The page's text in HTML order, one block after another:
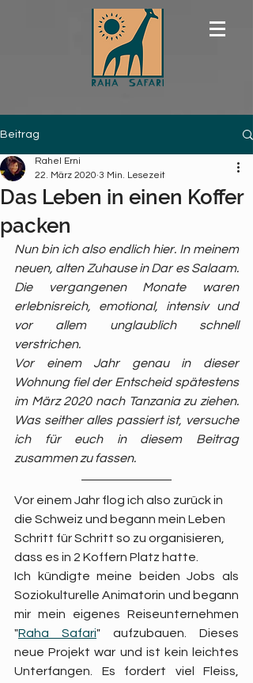
Beitrag
Das Leben in einen Koffer
packen
Rahel Erni
22. März 2020 3 Min. Lesezeit
Nun bin ich also endlich hier. In meinem
neuen, alten Zuhause in Dar es Salaam.
Die vergangenen Monate waren
erlebnisreich, emotional, intensiv und
vor allem unglaublich schnell
verstrichen.
Vor einem Jahr genau in dieser
Wohnung fiel der Entscheid spätestens
im März 2020 nach Tanzania zu ziehen.
Was seither alles passiert ist, versuche
ich für euch in diesem Beitrag
zusammen zu fassen.
Vor einem Jahr flog ich also zurück in
die Schweiz und begann mein Leben
Schritt für Schritt so zu organisieren,
dass es in 2 Koffern Platz hatte.
Ich kündigte meine beiden Jobs als
Soziokulturelle Animatorin und begann
mir mein eigenes Reiseunternehmen
"Raha Safari" aufzubauen. Dieses
neue Projekt war und ist kein leichtes
Unterfangen. Es fordert viel Fleiss,